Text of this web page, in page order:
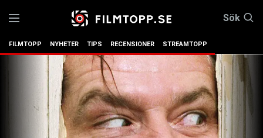
Sök
FILMTOPP NYHETER TIPS RECENSIONER STREAMTOPP